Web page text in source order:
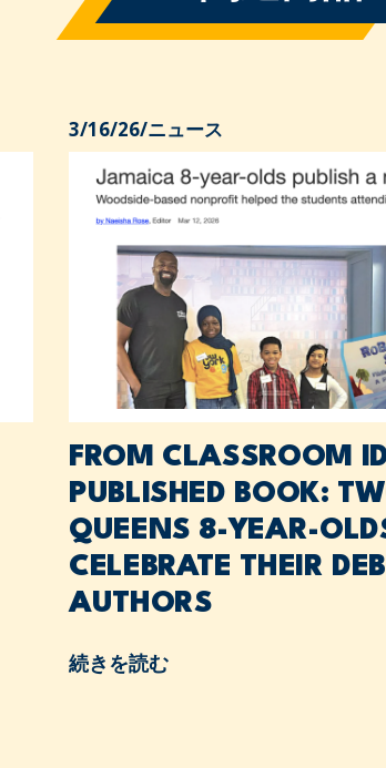
3/16/26/ニュース
FROM CLASSROOM
PUBLISHED BOOK:
QUEENS 8-YEAR-
CELEBRATE THEIR
AUTHORS
続きを読む